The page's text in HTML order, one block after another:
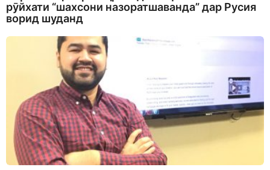
рӯйхати “шахсони назоратшаванда” дар Русия
ворид шуданд